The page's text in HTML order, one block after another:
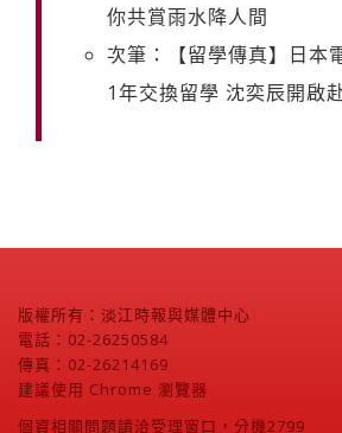
你共賞雨水降人間
次筆：【留學傳真】日本
1年交換留學 沈奕辰開啟
版權所有：淡江時報與媒體中心
電話：02-26250584
傳真：02-26214169
建議使用 Chrome 瀏覽器
個資相關問題請洽受理窗口，分機2799